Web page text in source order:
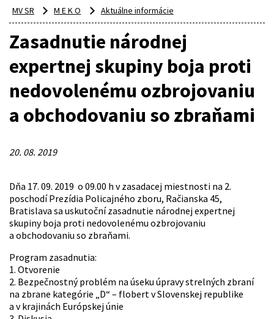
MV SR M E K O Aktuálne informácie
Zasadnutie národnej
expertnej skupiny boja proti
nedovolenému ozbrojovaniu
a obchodovaniu so zbraňami
20. 08. 2019
Dňa 17. 09. 2019 o 09.00 h v zasadacej miestnosti na 2.
poschodí Prezídia Policajného zboru, Račianska 45,
Bratislava sa uskutoční zasadnutie národnej expertnej
skupiny boja proti nedovolenému ozbrojovaniu
a obchodovaniu so zbraňami.
Program zasadnutia:
1. Otvorenie
2. Bezpečnostný problém na úseku úpravy strelných zbraní
na zbrane kategórie „D“ – flobert v Slovenskej republike
a v krajinách Európskej únie